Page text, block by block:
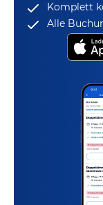
Komplett
Alle